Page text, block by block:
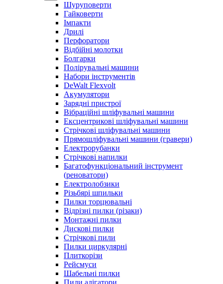
Шуруповерти
Гайковерти
Імпакти
Дрилі
Перфоратори
Відбійні молотки
Болгарки
Полірувальні машини
Набори інструментів
DeWalt Flexvolt
Акумулятори
Зарядні пристрої
Вібраційні шліфувальні машини
Ексцентрикові шліфувальні машини
Стрічкові шліфувальні машини
Прямошліфувальні машини (гравери)
Електрорубанки
Стрічкові напилки
Багатофункціональний інструмент
(реноватори)
Електролобзики
Різьбярі шпильки
Пилки торцювальні
Відрізні пилки (різаки)
Монтажні пилки
Дискові пилки
Стрічкові пили
Пилки циркулярні
Плиткорізи
Рейсмуси
Шабельні пилки
Пили алігатори